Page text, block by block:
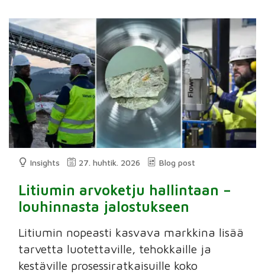
Insights 27. huhtik. 2026 Blog post
Litiumin arvoketju hallintaan –
louhinnasta jalostukseen
Litiumin nopeasti kasvava markkina lisää
tarvetta luotettaville, tehokkaille ja
kestäville prosessiratkaisuille koko